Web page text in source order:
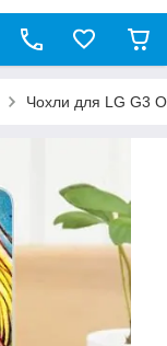
Чохли для LG G3